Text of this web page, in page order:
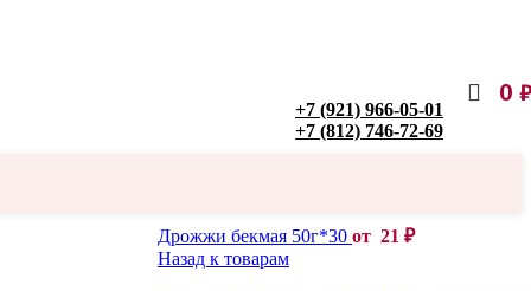
+7 (921) 966-05-01
+7 (812) 746-72-69
0
Дрожжи бекмая 50г*30 от 21 ₽
Назад к товарам